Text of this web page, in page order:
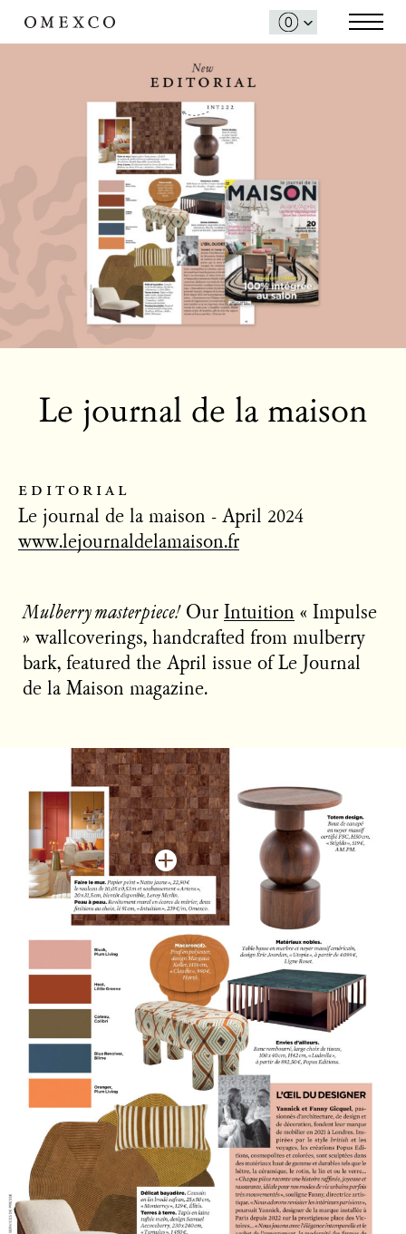
editorial
Le journal de la maison
Le journal de la maison - April 2024
www.lejournaldelamaison.fr
Mulberry masterpiece! Our Intuition « Impulse
» wallcoverings, handcrafted from mulberry
bark, featured the April issue of Le Journal
de la Maison magazine.